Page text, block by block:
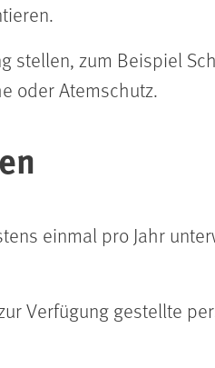
stellen, zum Beispiel
oder Atemschutz.
einmal pro Jahr
Verfügung gestellte